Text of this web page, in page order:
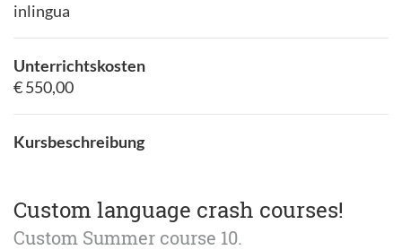
inlingua
Kursbeschreibung
Custom language crash courses!
Custom Summer course 10.
Unterrichtskosten
€ 550,00